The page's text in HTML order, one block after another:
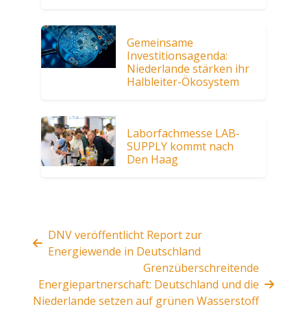
Gemeinsame
Investitionsagenda:
Niederlande stärken ihr
Halbleiter-Ökosystem
Laborfachmesse LAB-
SUPPLY kommt nach
Den Haag
DNV veröffentlicht Report zur
Energiewende in Deutschland
Grenzüberschreitende
Energiepartnerschaft: Deutschland und die
Niederlande setzen auf grünen Wasserstoff